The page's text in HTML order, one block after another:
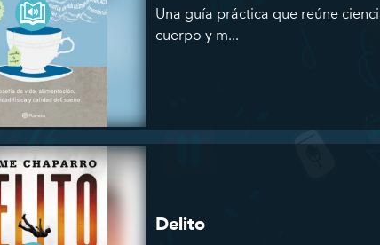
Una guía práctica que reúne
cuerpo y m...
Delito